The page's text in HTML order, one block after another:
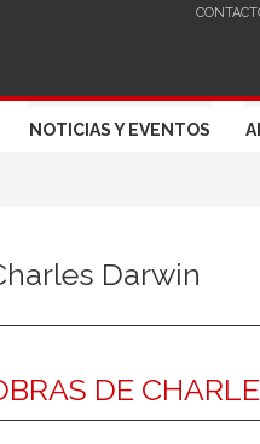
NOTICIAS Y EVENTOS
Darwin
DE